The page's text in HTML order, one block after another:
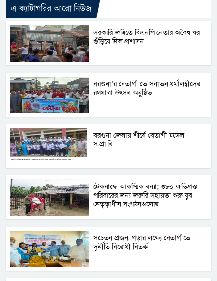
এ ক্যাটাগরির আরো নিউজ
সরকারি জমিতে বিএনপি নেতার অবৈধ ঘর
গুঁড়িয়ে দিল প্রশাসন
বরগুনা’র বেতাগী’তে সনাতন ধর্মালম্বীদের
রথযাত্রা উৎসব অনুষ্ঠিত
বরগুনা জেলায় শীর্ষে বেতাগী মডেল
স.প্রা.বি
টেকনাফে আকস্মিক বন্যা; ৩৮০ ক্ষতিগ্রস্ত
পরিবারের জন্য জরুরি সহায়তা শুরু যুব
নেতৃত্বাধীন সংগঠনগুলোর
সচেতন প্রজন্ম গড়ার লক্ষ্যে বেতাগীতে
দুর্নীতি বিরোধী বিতর্ক